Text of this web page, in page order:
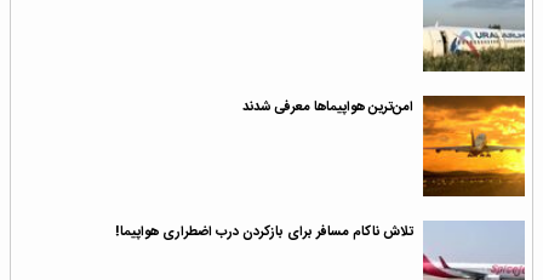
امن‌ترین هواپیما‌ها معرفی شدند
تلاش ناکام مسافر برای بازکردن درب اضطراری هواپیما!